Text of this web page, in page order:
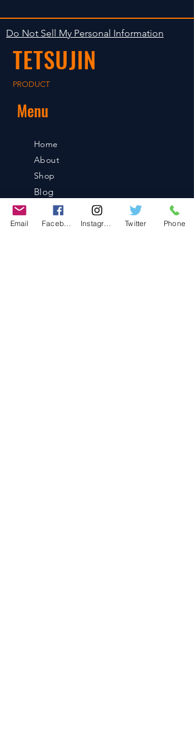
The occasion with the stock is
shipped in 2-5 days. Shipment to
foreign countries will be shipment
after payment confirmation.
Do Not Sell My Personal Information
TETSUJIN
PRODUCT
Menu
Home
About
Shop
Blog
Contact
Email Twitter Phone